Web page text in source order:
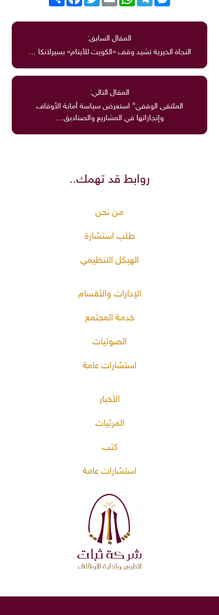
المقال السابق:
النجاة الخيرية تشيد وقف «الكويت للأيتام» بسيرلانكا …
المقال التالي:
الملتقى الوقفي” استعرض سياسة أمانة الأوقاف
وإنجازاتها في المشاريع والصناديق…
روابط قد تهمك..
من نحن
طلب استشارة
الهيكل التنظيمي
الإدارات والأقسام
خدمة المجتمع
الصوتيات
استشارات عامة
الأخبار
المرئيات
كتب
استشارات عامة